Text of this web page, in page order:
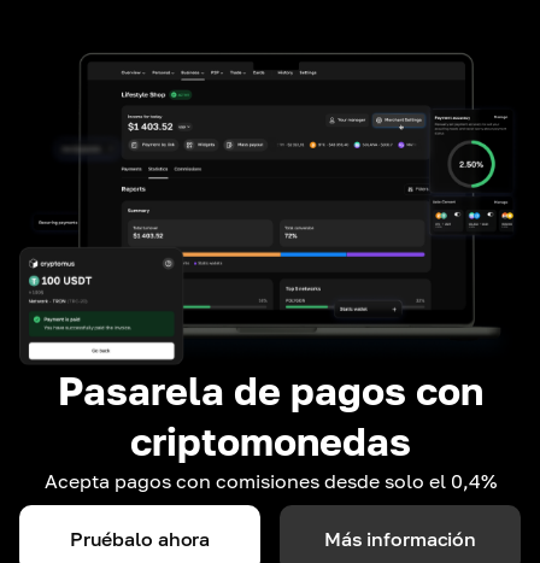
Pasarela de pagos con
criptomonedas
Acepta pagos con comisiones desde solo el 0,4%
Pruébalo ahora Más información